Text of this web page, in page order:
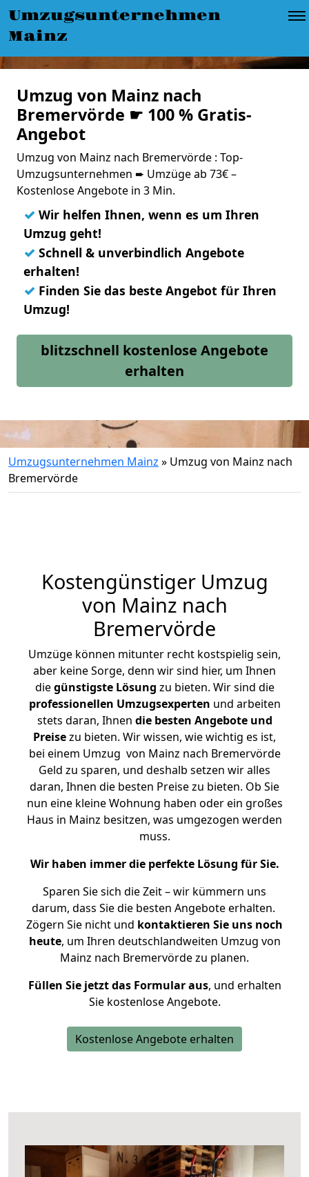
Umzugsunternehmen
Mainz
Umzug von Mainz nach
Bremervörde ☛ 100 % Gratis-
Angebot
Umzug von Mainz nach Bremervörde : Top-
Umzugsunternehmen ➨ Umzüge ab 73€ –
Kostenlose Angebote in 3 Min.
✓ Wir helfen Ihnen, wenn es um Ihren
Umzug geht!
✓ Schnell & unverbindlich Angebote
erhalten!
✓ Finden Sie das beste Angebot für Ihren
Umzug!
blitzschnell kostenlose Angebote
erhalten
Umzugsunternehmen Mainz » Umzug von Mainz nach
Bremervörde
Kostengünstiger Umzug
von Mainz nach
Bremervörde
Umzüge können mitunter recht kostspielig sein,
aber keine Sorge, denn wir sind hier, um Ihnen
diegünstigste Lösung zu bieten. Wir sind die
professionellen Umzugsexperten und arbeiten
stets daran, Ihnen die besten Angebote und
Preisezu bieten. Wir wissen, wie wichtig es ist,
bei einem Umzug von Mainz nach Bremervörde
Geld zu sparen, und deshalb setzen wir alles
daran, Ihnen die besten Preise zu bieten. Ob Sie
nun eine kleine Wohnung haben oder ein großes
Haus in Mainz besitzen, was umgezogen werden
muss.
Wir haben immer die perfekte Lösung für Sie.
Sparen Sie sich die Zeit – wir kümmern uns
darum, dass Sie die besten Angebote erhalten.
Zögern Sie nicht und kontaktieren Sie uns noch
heute, um Ihren deutschlandweiten Umzug von
Mainz nach Bremervörde zu planen.
Füllen Sie jetzt das Formular aus, und erhalten
Sie kostenlose Angebote.
Kostenlose Angebote erhalten